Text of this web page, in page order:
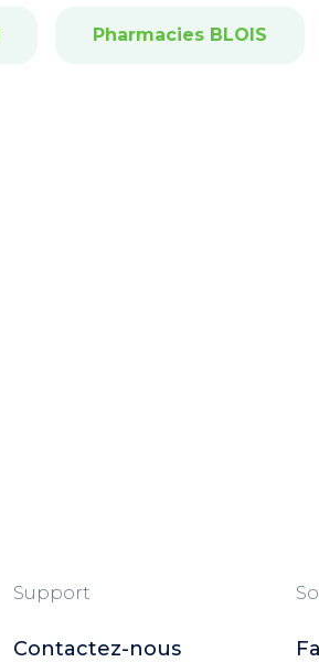
Pharmacies BLOIS
Support
Contactez-nous